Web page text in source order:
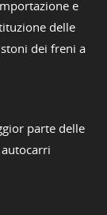
e
delle
dei freni a
parte delle